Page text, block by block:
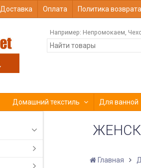
Доставка Оплата Политика возврата
Например: Непромокаем
Домашний текстиль Для ванной
Главная